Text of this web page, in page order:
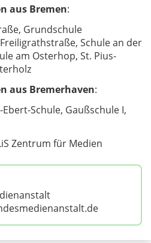
aus Bremen:
Grundschule
Schule an der
am Osterhop, St. Pius-
aus Bremerhaven:
Schule, Gaußschule I,
Zentrum für Medien